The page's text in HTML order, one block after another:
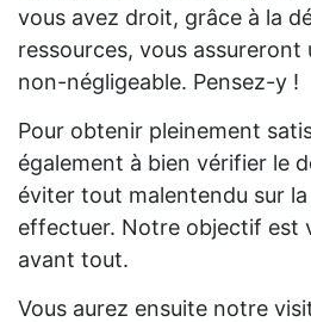
vous avez droit, grâce à la
ressources, vous assureront
non-négligeable. Pensez-y !
Pour obtenir pleinement
également à bien vérifier le
éviter tout malentendu sur
effectuer. Notre objectif est
avant tout.
Vous aurez ensuite notre